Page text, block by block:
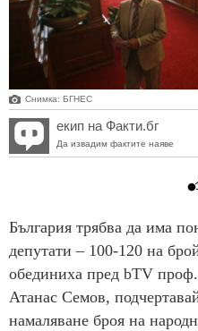
Снимка: БГНЕС
екип на Факти.бг
Да извадим фактите наяве
България трябва да има
депутати – 100-120 на
обединиха пред bTV
Атанас Семов,
намаляване броя на